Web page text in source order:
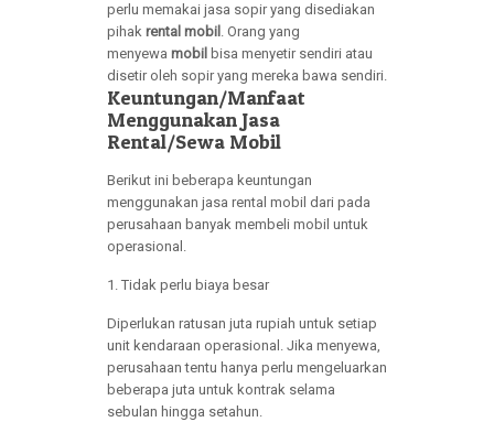
perlu memakai jasa sopir yang disediakan
pihak rental mobil . Orang yang
menyewa mobil bisa menyetir sendiri atau
disetir oleh sopir yang mereka bawa sendiri.
Keuntungan/Manfaat
Menggunakan Jasa
Rental/Sewa Mobil
Berikut ini beberapa keuntungan
menggunakan jasa rental mobil dari pada
perusahaan banyak membeli mobil untuk
operasional.
1. Tidak perlu biaya besar
Diperlukan ratusan juta rupiah untuk setiap
unit kendaraan operasional. Jika menyewa,
perusahaan tentu hanya perlu mengeluarkan
beberapa juta untuk kontrak selama
sebulan hingga setahun.